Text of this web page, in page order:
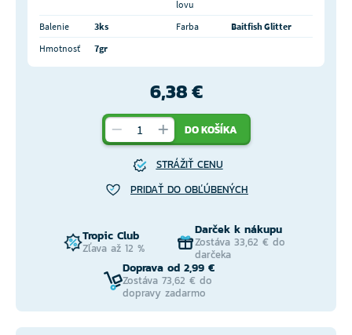
lovu
Balenie 3ks Farba
Baitfish Glitter
Hmotnosť
7gr
6,38 €
DO KOŠÍKA
STRÁŽIŤ CENU
PRIDAŤ DO OBĽÚBENÝCH
Tropic Club
Zľava až 12 %
Darček k nákupu
Zostáva 33,62 € do
darčeka
Doprava od 2,99 €
Zostáva 73,62 € do
dopravy zadarmo